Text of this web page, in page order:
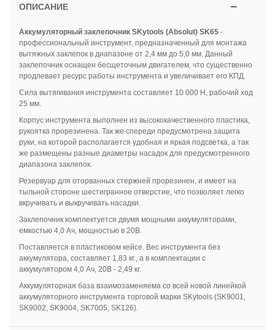
ОПИСАНИЕ
Аккумуляторный заклепочник SKytools (Absolut) SK65-
профессиональный инструмент, предназначенный для монтажа
вытяжных заклепок в диапазоне от 2,4 мм до 5,0 мм. Данный
заклепочник оснащен бесщеточным двигателем, что существенно
продлевает ресурс работы инструмента и увеличивает его КПД.
Сила вытягивания инструмента составляет 10 000 Н, рабочий ход
25 мм.
Корпус инструмента выполнен из высококачественного пластика,
рукоятка прорезинена. Так же спереди предусмотрена защита
руки, на которой располагается удобная и яркая подсветка, а так
же размещены разные диаметры насадок для предусмотренного
диапазона заклепок.
Резервуар для оторванных стержней прорезинен, и имеет на
тыльной стороне шестигранное отверстие, что позволяет легко
вкручивать и выкручивать насадки.
Заклепочник комплектуется двумя мощными аккумуляторами,
емкостью 4,0 Ач, мощностью в 20В.
Поставляется в пластиковом кейсе. Вес инструмента без
аккумулятора, составляет 1,83 кг., а в комплектации с
аккумулятором 4,0 Ач, 20В - 2,49 кг.
Аккумуляторная база взаимозаменяема со всей новой линейкой
аккумуляторного инструмента торговой марки SKytools (SK9001,
SK9002, SK9004, SK7005, SK126).